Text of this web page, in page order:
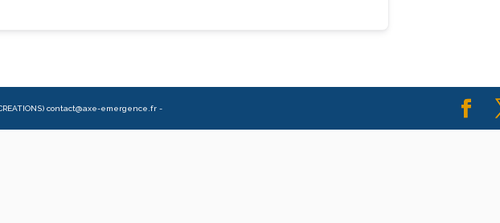
contact@axe-emergence.fr -